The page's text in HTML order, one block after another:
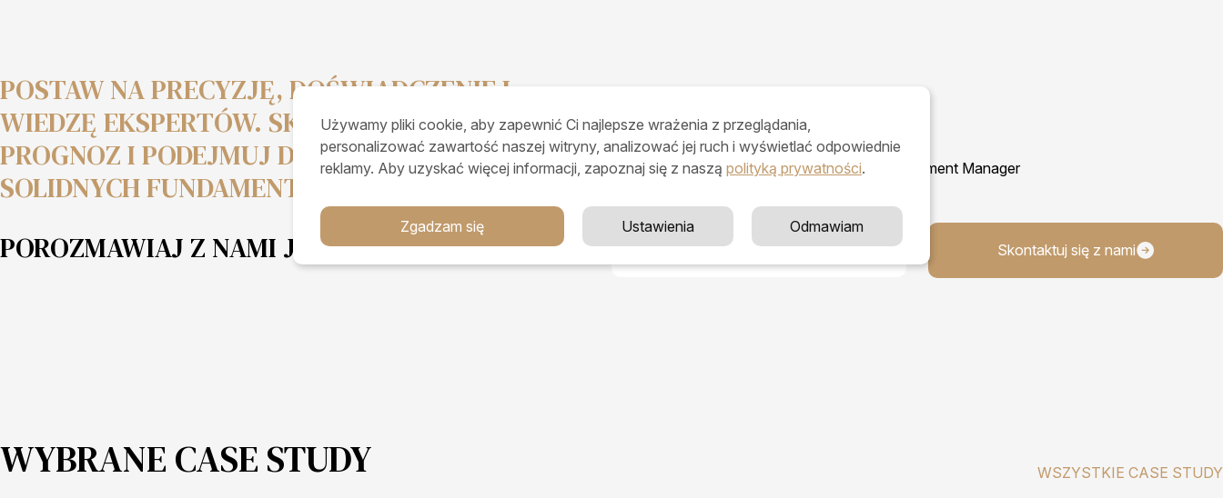
POSTAW NA PRECYZJĘ, DOŚWIADCZENIE I
WIEDZĘ EKSPERTÓW. SKORZYSTAJ Z NASZYCH
PROGNOZ I PODEJMUJ DECYZJE OPARTE NA
SOLIDNYCH FUNDAMENTACH!
POROZMAWIAJ Z NAMI JUŻ DZISIAJ!
Monika Szczypta
Senior Sales & Business Development Manager
+48 607 979 580 Skontaktuj się z nami
WYBRANE CASE STUDY WSZYSTKIE CASE STUDY
Używamy pliki cookie, aby zapewnić Ci najlepsze wrażenia z przeglądania,
personalizować zawartość naszej witryny, analizować jej ruch i wyświetlać odpowiednie
reklamy. Aby uzyskać więcej informacji, zapoznaj się z naszą polityką prywatności.
Zgadzam się Ustawienia Odmawiam